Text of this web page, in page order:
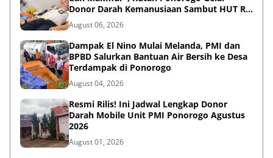
Donor Darah Kemanusiaan Sambut HUT RI
ke-81
August 06, 2026
Dampak El Nino Mulai Melanda, PMI dan
BPBD Salurkan Bantuan Air Bersih ke Desa
Terdampak di Ponorogo
August 04, 2026
Resmi Rilis! Ini Jadwal Lengkap Donor
Darah Mobile Unit PMI Ponorogo Agustus
2026
August 01, 2026